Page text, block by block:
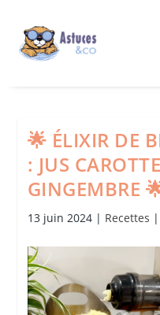
🌟 ÉLIXIR DE
: JUS
GINGEMBRE
13 juin 2024| Recettes |